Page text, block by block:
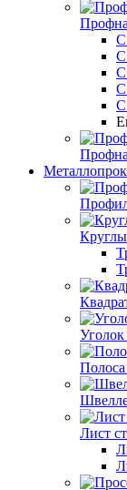
С
С
С
С
С
Уголок
Полоса
Лист